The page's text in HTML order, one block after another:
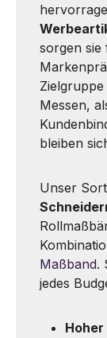
sorgen sie
Messen,
bleiben
Unser
Maßband.
jedes